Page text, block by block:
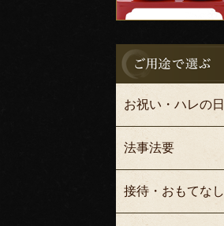
お祝い・ハレの日
法事法要
接待・おもてなし